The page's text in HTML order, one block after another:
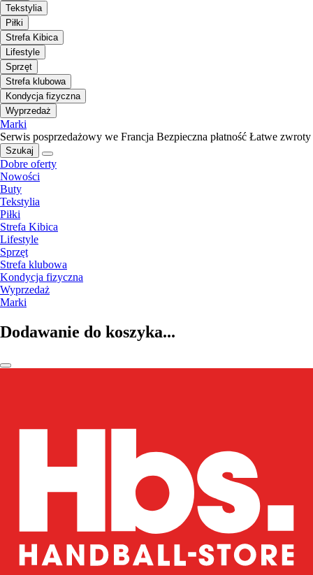
Tekstylia
Piłki
Strefa Kibica
Lifestyle
Sprzęt
Strefa klubowa
Kondycja fizyczna
Wyprzedaż
Marki
Serwis posprzedażowy we Francja Bezpieczna płatność Łatwe zwroty
Szukaj
Dobre oferty
Nowości
Buty
Tekstylia
Piłki
Strefa Kibica
Lifestyle
Sprzęt
Strefa klubowa
Kondycja fizyczna
Wyprzedaż
Marki
Dodawanie do koszyka...